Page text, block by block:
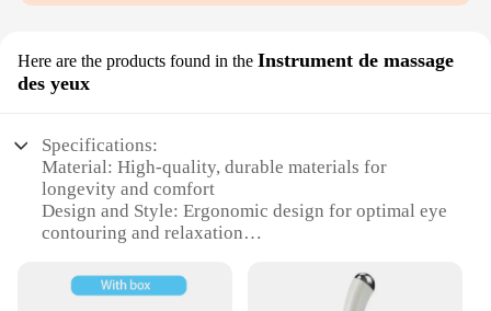
Here are the products found in the Instrument de massage
des yeux
Specifications:
Material: High-quality, durable materials for
longevity and comfort
Design and Style: Ergonomic design for optimal eye
contouring and relaxation
relieving eye strain and fatigue
Performance and Property: Advanced massage